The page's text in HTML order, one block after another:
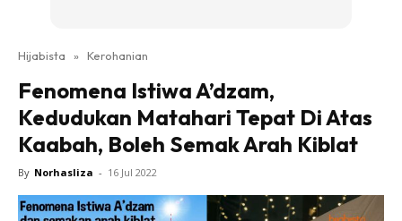
Hijabista » Kerohanian
Fenomena Istiwa A’dzam,
Kedudukan Matahari Tepat Di Atas
Kaabah, Boleh Semak Arah Kiblat
By Norhasliza - 16 Jul 2022